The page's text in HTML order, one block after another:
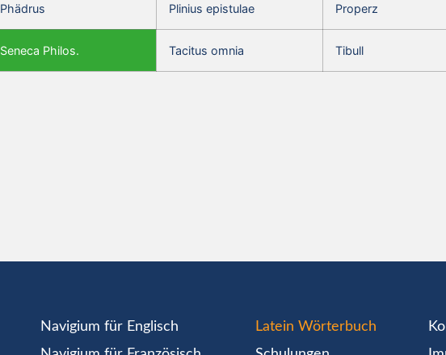
Phädrus Plinius epistulae Properz
Seneca Philos. Tacitus omnia Tibull
Navigium für Englisch
Latein Wörterbuch